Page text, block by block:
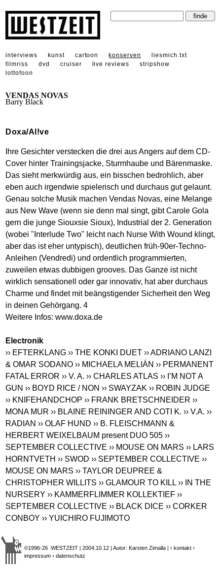
interviews kunst cartoon konserven
liesmich.txt
filmriss
dvd cruiser live reviews
stripshow
lottofoon
VENDAS NOVAS
Barry Black
Doxa/Al!ve
Ihre Gesichter verstecken die drei aus Angers auf dem CD-
Cover hinter Trainingsjacke, Sturmhaube und Bärenmaske.
Das sieht merkwürdig aus, ein bisschen bedrohlich, aber
eben auch irgendwie spielerisch und durchaus gut gelaunt.
Genau solche Musik machen Vendas Novas, eine Melange
aus New Wave (wenn sie denn mal singt, gibt Carole Gola
gern die junge Siouxsie Sioux), Industrial der 2. Generation
(wobei "Interlude Two" leicht nach Nurse With Wound klingt,
aber das ist eher untypisch), deutlichen früh-90er-Techno-
Anleihen (Vendredi) und ordentlich programmierten,
zuweilen etwas dubbigen grooves. Das Ganze ist nicht
wirklich sensationell oder gar innovativ, hat aber durchaus
Charme und findet mit beängstigender Sicherheit den Weg
in deinen Gehörgang. 4
Weitere Infos:www.doxa.de
Electronik
›› EFTERKLANG ›› THE KONKI DUET ›› ADRIANO LANZI
& OMAR SODANO ›› MICHAELA MELIÁN ›› PERMANENT
FATAL ERROR ›› V. A. ›› CHARLES ATLAS ›› I’M NOT A
GUN ›› BOYD RICE / NON ›› SWAYZAK ›› ROBIN JUDGE
›› KNIFEHANDCHOP ›› FRANK BRETSCHNEIDER ››
MONA MUR ›› BLAINE REININGER AND COTI K. ›› V.A. ››
RADIAN ›› OLAF HUND ›› B. FLEISCHMANN &
HERBERT WEIXELBAUM present DUO 505 ››
SEPTEMBER COLLECTIVE ›› MOUSE ON MARS ›› LARS
HORNTVETH ›› SWOD ›› SEPTEMBER COLLECTIVE ››
MOUSE ON MARS ›› TAYLOR DEUPREE &
CHRISTOPHER WILLITS ›› GLAMOUR TO KILL ›› IN THE
NURSERY ›› KAMMERFLIMMER KOLLEKTIEF ››
SEPTEMBER COLLECTIVE ›› BLACK DICE ›› CORKER
CONBOY ›› YUICHIRO FUJIMOTO
©1996-26 WESTZEIT | 2004.10.12 | Autor: Karsten Zimalla |› kontakt ›
impressum › datenschutz